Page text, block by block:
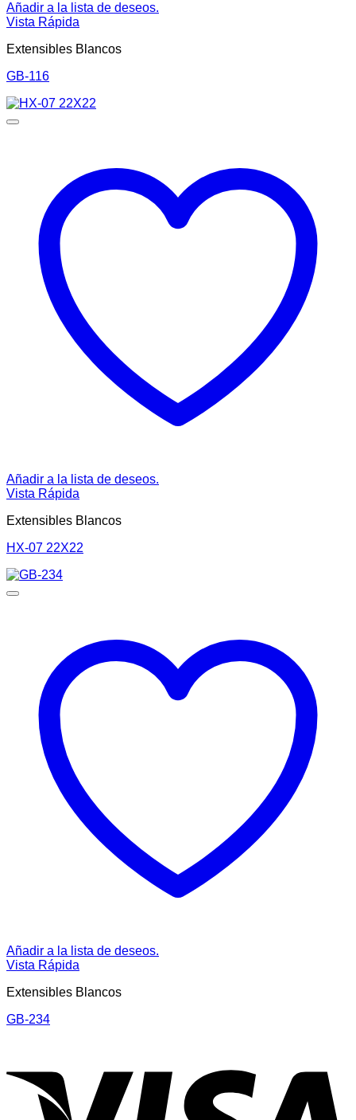
Añadir a la lista de deseos.
Vista Rápida
Extensibles Blancos
GB-116
Añadir a la lista de deseos.
Vista Rápida
Extensibles Blancos
HX-07 22X22
Añadir a la lista de deseos.
Vista Rápida
Extensibles Blancos
GB-234